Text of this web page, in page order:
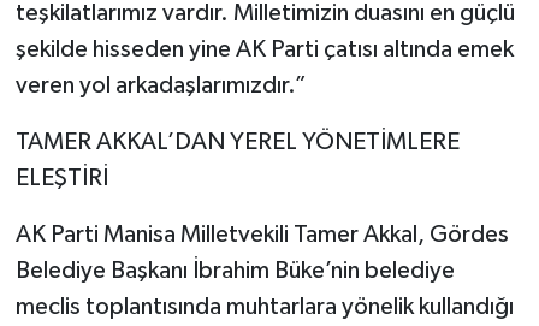
teşkilatlarımız vardır. Milletimizin duasını en güçlü
şekilde hisseden yine AK Parti çatısı altında emek
veren yol arkadaşlarımızdır.”
TAMER AKKAL’DAN YEREL YÖNETİMLERE
ELEŞTİRİ
AK Parti Manisa Milletvekili Tamer Akkal, Gördes
Belediye Başkanı İbrahim Büke’nin belediye
meclis toplantısında muhtarlara yönelik kullandığı